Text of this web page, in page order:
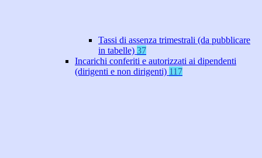
Tassi di assenza trimestrali (da pubblicare
in tabelle) 37
Incarichi conferiti e autorizzati ai dipendenti
(dirigenti e non dirigenti) 117